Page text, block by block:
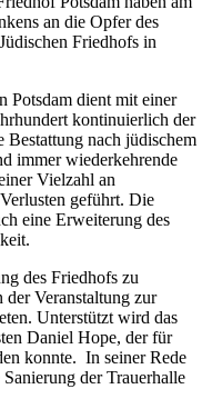
an die Opfer des
Friedhofs in
Potsdam dient mit einer
kontinuierlich der
Bestattung nach jüdischem
immer wiederkehrende
Vielzahl an
geführt. Die
eine Erweiterung des
des Friedhofs zu
der Veranstaltung zur
Unterstützt wird das
Daniel Hope, der für
konnte. In seiner Rede
der Trauerhalle